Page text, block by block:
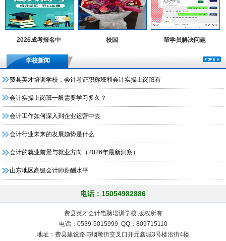
2026成考报名中 校园 帮学员解决问题
学校新闻
费县英才培训学校：会计考证职称班和会计实操上岗班有
会计实操上岗班一般需要学习多久？
会计工作如何深入到企业运营中去
会计行业未来的发展趋势是什么
会计的就业前景与就业方向（2026年最新洞察）
山东地区高级会计师薪酬水平
电话：15054982886
费县英才会计电脑培训学校 版权所有
电话：0539-5015999 QQ：809715110
地址：费县建设路与烟墩街交叉口开元鑫城3号楼沿街4楼